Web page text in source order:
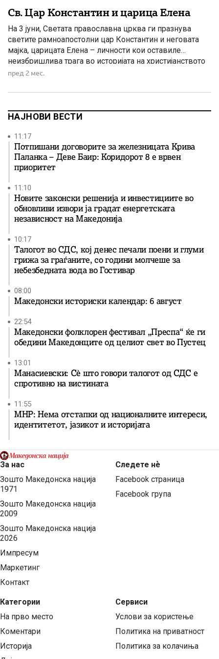
Св. Цар Константин и царица Елена
На 3 јуни, Светата православна црква ги празнува
светите рамноапостолни цар Константин и неговата
мајка, царицата Елена – личности кои оставиле
неизбришлива трага во историјата на христијанството
и во развојот на христијанската цивилизација.
Кочо, Костадинка, Коца, Елена, Ленка и сите
[…]
пред 2 мес.
НАЈНОВИ ВЕСТИ
11:17
Потпишани договорите за железницата Крива
Паланка – Деве Баир: Коридорот 8 е врвен
приоритет
11:10
Новите законски решенија и инвестициите во
обновливи извори ја градат енергетската
независност на Македонија
10:17
Талогот во СДС, кој денес печали поени и глуми
грижа за граѓаните, со години молчеше за
небезбедната вода во Гостивар
08:00
Македонски историски календар: 6 август
22:54
Македонски фолклорен фестивал „Преспа“ ќе ги
обедини Македонците од целиот свет во Пустец
13:01
Манасиевски: Сè што говори талогот од СДС е
спротивно на вистината
11:55
МНР: Нема отстапки од националните интереси,
идентитетот, јазикот и историјата
За нас
Зошто Македонска нација
1971
Зошто Македонска нација
2009
Зошто Македонска нација
2026
Импресум
Маркетинг
Контакт
Категории
На прво место
Коментари
Историја
Следете нѐ
Facebook страница
Facebook група
Сервиси
Услови за користење
Политика на приватност
Политика за колачиња